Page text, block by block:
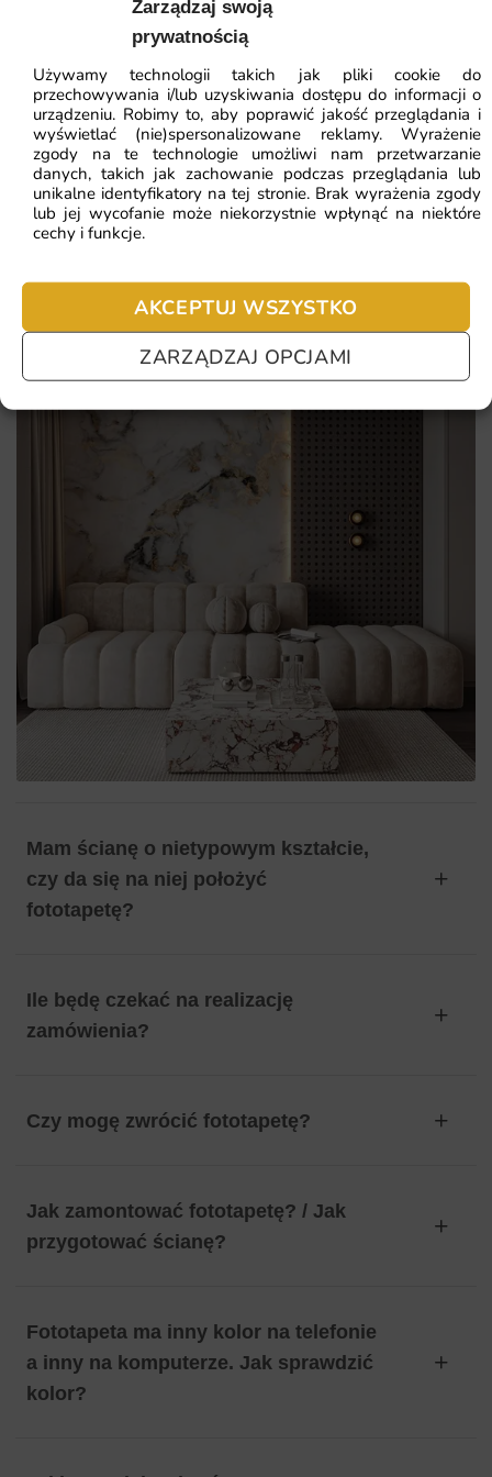
Zarządzaj swoją
prywatnością
Używamy technologii takich jak pliki cookie do
przechowywania i/lub uzyskiwania dostępu do informacji o
urządzeniu. Robimy to, aby poprawić jakość przeglądania i
wyświetlać (nie)spersonalizowane reklamy. Wyrażenie
zgody na te technologie umożliwi nam przetwarzanie
danych, takich jak zachowanie podczas przeglądania lub
unikalne identyfikatory na tej stronie. Brak wyrażenia zgody
lub jej wycofanie może niekorzystnie wpłynąć na niektóre
cechy i funkcje.
AKCEPTUJ WSZYSTKO
ZARZĄDZAJ OPCJAMI
podkreślenie indywidualnego stylu mieszkania
intensywne, trwałe kolory odporne na blaknięcie
ciekawy efekt powiększenia optycznego wnętrza
Najniższa cena z 30 dni:41.93zł
ZOBACZ WSZYSTKIE
Najczęściej zadawane pytania
Pomagamy i doradzamy przy każdym zakupie. Ale jeżeli
nie chcesz czekać – sprawdź najczęściej zadawane pytania.
Mam ścianę o nietypowym kształcie,
czy da się na niej położyć
fototapetę?
Ile będę czekać na realizację
zamówienia?
Czy mogę zwrócić fototapetę?
Jak zamontować fototapetę? / Jak
przygotować ścianę?
Fototapeta ma inny kolor na telefonie
a inny na komputerze. Jak sprawdzić
kolor?